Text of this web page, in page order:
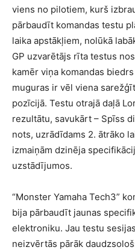
viens no pilotiem, kurš
pārbaudīt komandas testu
laika apstākļiem, nolūkā
GP uzvarētājs rīta testus
kamēr viņa komandas
muguras ir vēl viena
pozīcijā. Testu otrajā daļā
rezultātu, savukārt – Spīss
nots, uzrādīdams 2. ātrāko
izmaiņām dzinēja
uzstādījumos.
“Monster Yamaha Tech3”
bija pārbaudīt jaunas
elektroniku. Jau testu
neizvērtās pārāk